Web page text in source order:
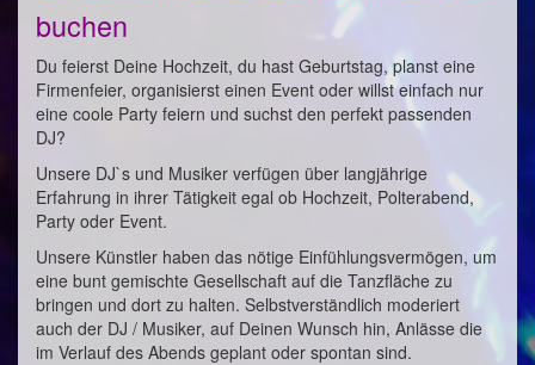
buchen
Du feierst Deine Hochzeit, du hast Geburtstag, planst eine
Firmenfeier, organisierst einen Event oder willst einfach nur
eine coole Party feiern und suchst den perfekt passenden
DJ?
Unsere DJ`s und Musiker verfügen über langjährige
Erfahrung in ihrer Tätigkeit egal ob Hochzeit, Polterabend,
Party oder Event.
Unsere Künstler haben das nötige Einfühlungsvermögen, um
eine bunt gemischte Gesellschaft auf die Tanzfläche zu
bringen und dort zu halten. Selbstverständlich moderiert
auch der DJ / Musiker, auf Deinen Wunsch hin, Anlässe die
im Verlauf des Abends geplant oder spontan sind.